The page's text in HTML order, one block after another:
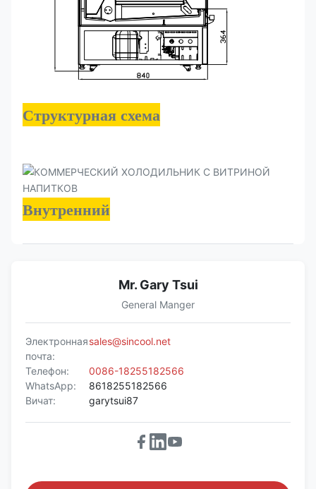
Структурная схема
Внутренний
Mr. Gary Tsui
General Manger
Электронная
почта:
sales@sincool.net
Телефон:
0086-18255182566
WhatsApp:
8618255182566
Вичат:
garytsui87